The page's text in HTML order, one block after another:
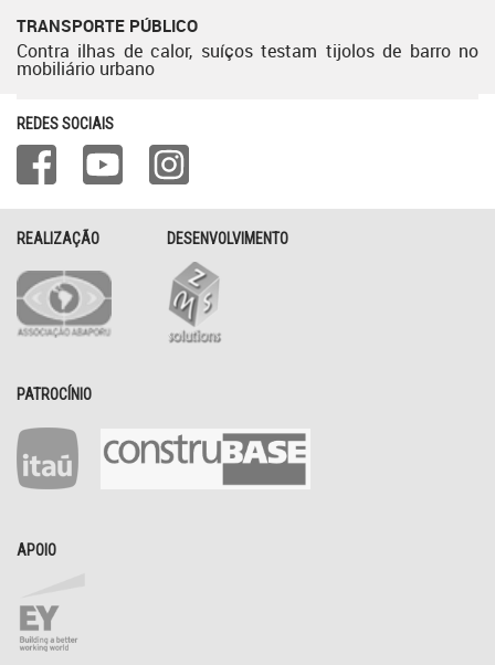
TRANSPORTE PÚBLICO
Contra ilhas de calor, suíços testam tijolos de barro no
mobiliário urbano
REDES SOCIAIS
REALIZAÇÃO DESENVOLVIMENTO
PATROCÍNIO
APOIO